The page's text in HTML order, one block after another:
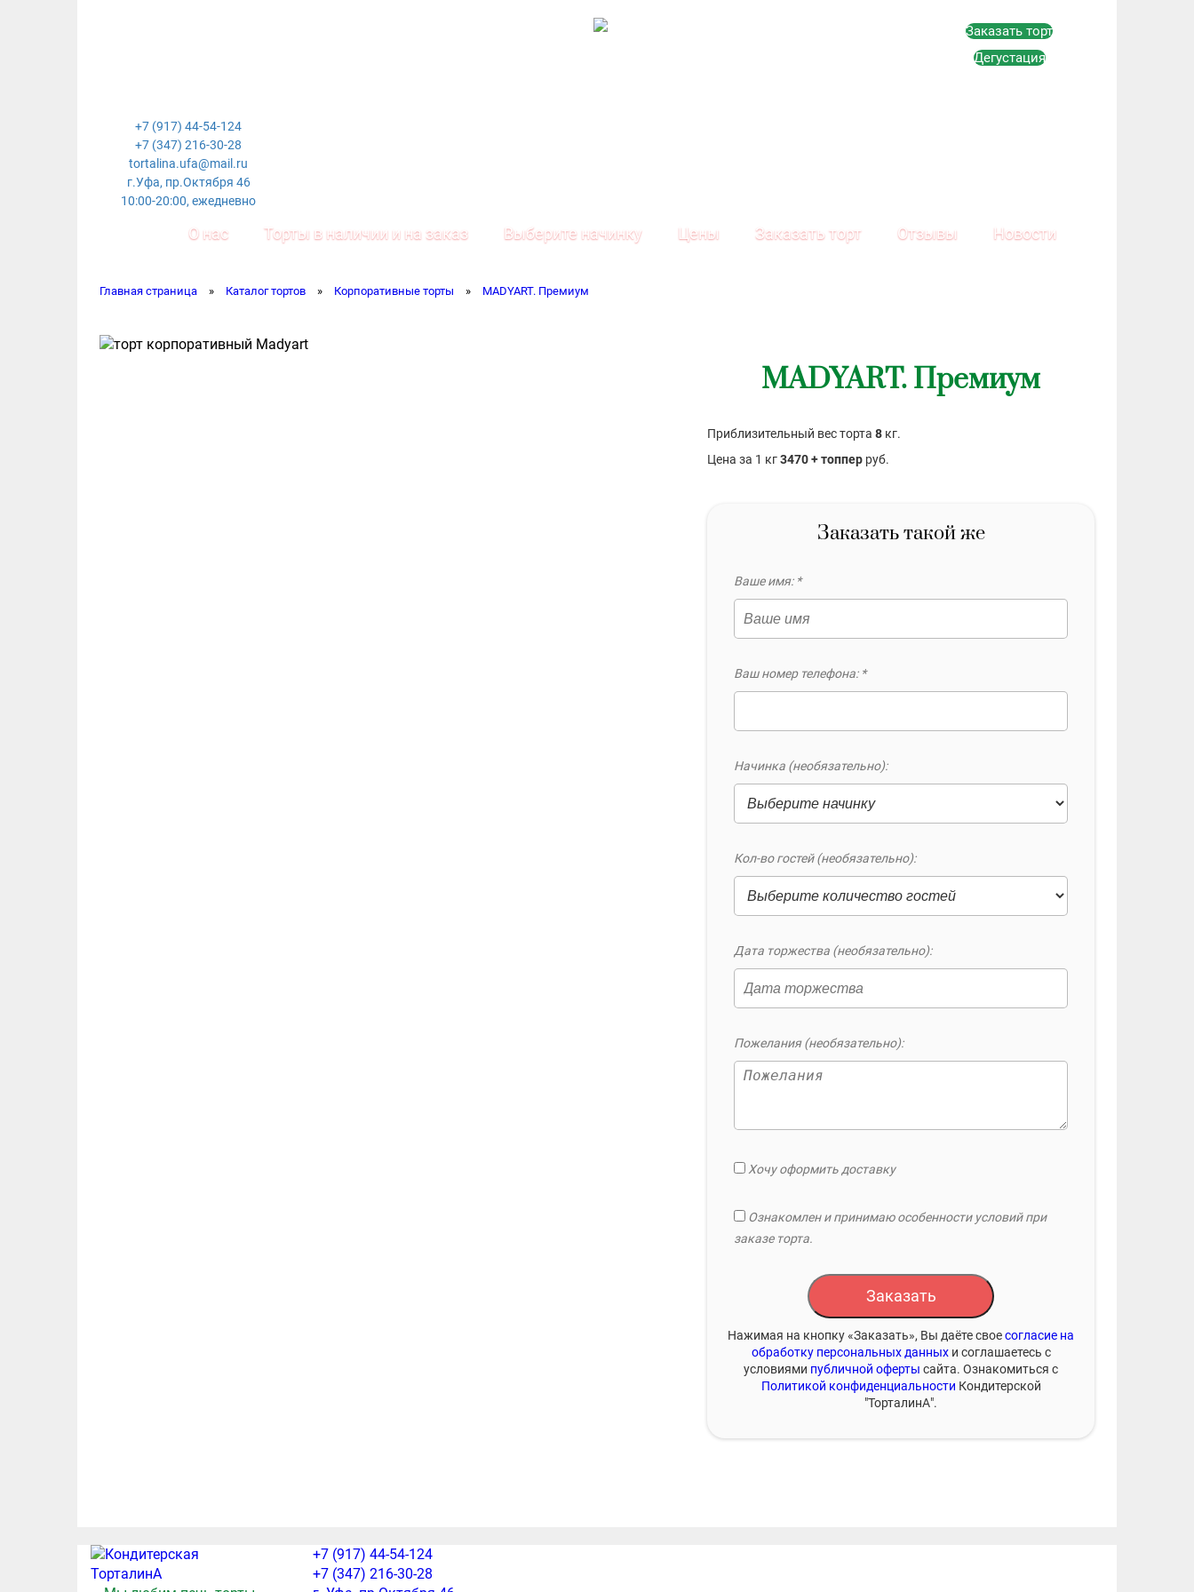
+7 (917) 44-54-124
+7 (347) 216-30-28
tortalina.ufa@mail.ru
г.Уфа, пр.Октября 46
10:00-20:00, ежедневно
Заказать торт
Дегустация
О нас Торты в наличии и на заказ Выберите начинку Цены Заказать торт Отзывы Новости
Главная страница » Каталог тортов » Корпоративные торты » MADYART. Премиум
MADYART. Премиум
Приблизительный вес торта 8 кг.
Цена за 1 кг3470 + топпер руб.
Заказать такой же
Ваше имя: *
Ваш номер телефона: *
Начинка (необязательно):
Кол-во гостей (необязательно):
Дата торжества (необязательно):
Пожелания (необязательно):
Хочу оформить доставку
Ознакомлен и принимаю особенности условий при
заказе торта.
Заказать
Нажимая на кнопку «Заказать», Вы даёте своесогласие на
обработку персональных данныхи соглашаетесь с
условиями публичной оферты сайта. Ознакомиться с
Политикой конфиденциальности Кондитерской
"ТорталинА".
+7 (917) 44-54-124
+7 (347) 216-30-28